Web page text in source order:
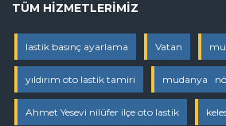
TÜM HIZMETLERIMIZ
lastik basınç ayarlama Vatan
yıldırım oto lastik tamiri mudanya
Ahmet Yesevi nilüfer ilçe oto lastik